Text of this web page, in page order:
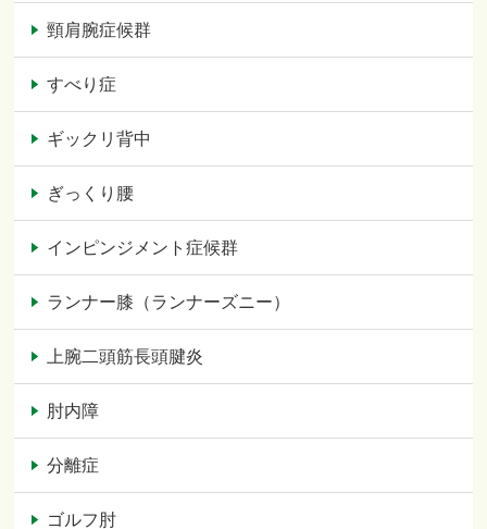
頸肩腕症候群
すべり症
ギックリ背中
ぎっくり腰
インピンジメント症候群
ランナー膝（ランナーズニー）
上腕二頭筋長頭腱炎
肘内障
分離症
ゴルフ肘